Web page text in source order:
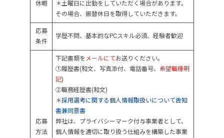
休暇
＊土曜日に出勤をしていただく場合があります。
その場合、振替休日を取得していただきます。
応募
条件
学歴不問、基本的なPCスキル必須、経験者歓迎
応募
方法
下記書類をメールにてお送りください。
①履歴書(和文、写真添付、電話番号、 希望職種明
記)
②職務経歴書(和文)
＊採用選考に関する個人情報取扱いについて告知
書兼同意書
弊社は、プライバシーマーク付与事業者として、
個人情報を適切に取り扱う仕組みを構築した事業